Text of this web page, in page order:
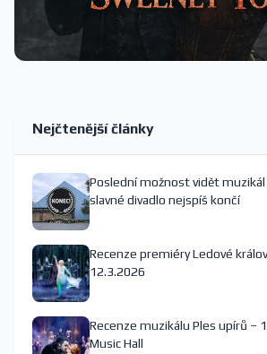
Nejčtenější články
Poslední možnost vidět muzikál
slavné divadlo nejspíš končí
Recenze premiéry Ledové
12.3.2026
Recenze muzikálu Ples upírů –
Music Hall